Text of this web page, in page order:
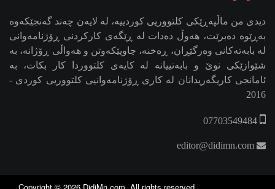
دیدی من ماڵپەڕێکی کلتووریی کوردییە، لە لایەن چەند گەنجێكه‌وه‌
بەڕێوە دەبرێت، هەوڵ دەدات لە ڕێگەی کارکردنی ڕۆژنامەوانی
لە بابەتەکانی وەرگێڕان، ڕەخنە، چاوپێکەوتن و هەواڵی ڕۆژانە، بە
شێوازێکی نوێ و بابەتییانە لە کایەی کلتووردا کار بکات، بە
ئامانجی کاریگەریدانان لە کاری ڕۆژنامەوانیی کلتووریی کوردی -
2016
07703549484
editor@didimn.com